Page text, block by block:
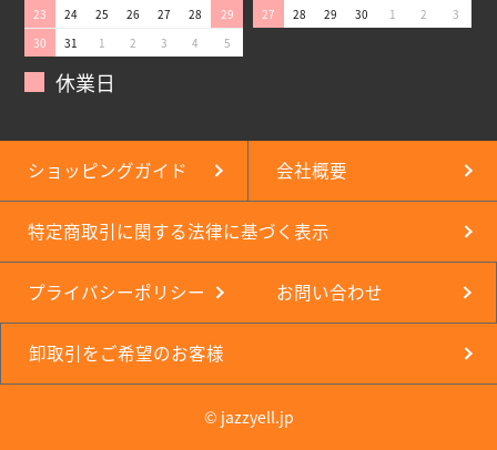
23
24 25 26 27 28
29
30
31 1 2 3 4 5
27
28 29 30 1 2 3
休業日
ショッピングガイド 会社概要
特定商取引に関する法律に基づく表示
プライバシーポリシー お問い合わせ
卸取引をご希望のお客様
© jazzyell.jp